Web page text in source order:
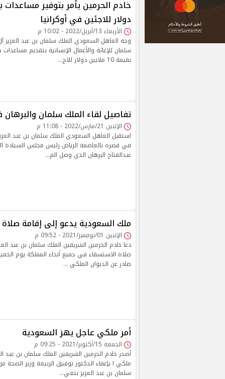
دولار للاجئين في أوكرانيا
الأربعاء 13/أبريل/2022 - 10:02 م
وجه العاهل السعودي الملك سلمان بن عبد العزيز
سلمان للإغاثة والأعمال الإنسانية بتقديم مساعدات
بقيمة 10 ملايين دولار للاج…
تفاصيل لقاء الملك سلمان
الإثنين 21/مارس/2022 - 11:08 م
استقبل العاهل السعودي الملك سلمان بن عبد
في قصره بالعاصمة الرياض رئيس مجلس السيادة
عبدالفتاح البرهان الذي وصل الم…
ملك السعودية يدعو إلى إقامة
الإثنين 01/نوفمبر/2021 - 09:52 م
دعا خادم الحرمين الشريفين الملك سلمان بن عبد
صلاة الاستسقاء في جميع أنحاء المملكة يوم
صادر عن الديوان الملكي …
أمر ملكي عاجل يهز السعودية
الجمعة 15/أكتوبر/2021 - 09:25 م
أصدر خادم الحرمين الشريفين الملك سلمان بن عبد
ملكي ا بإعفاء الدكتور توفيق الربيعة وزير الصحة
سلمان بن عبد العزيز بتعي…